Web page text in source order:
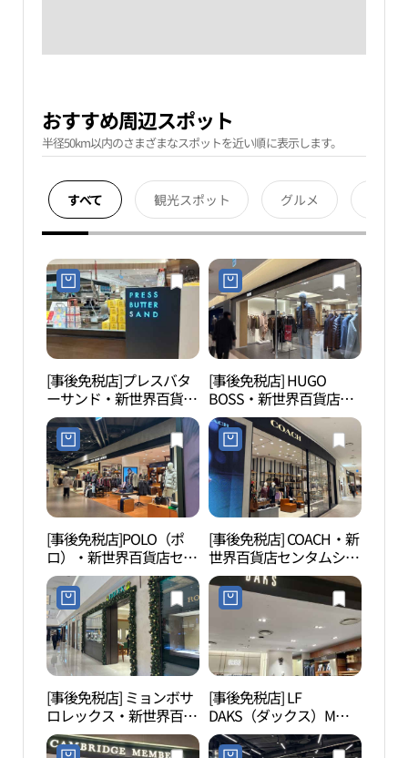
おすすめ周辺スポット
半径50km以内のさまざまなスポットを近い順に表示します。
すべて 観光スポット グルメ
[事後免税店]プレスバタ
ーサンド・新世界百貨店
センタムシティ店(프레
스버터샌드 신세계백화
점 센텀시티점)
[事後免税店] HUGO
BOSS・新世界百貨店セ
ンタムシティ店(휴고보
스 신세계백화점 센텀시
티점)
[事後免税店]POLO（ポ
ロ）・新世界百貨店セン
タムシティ店(폴로 신세
계백화점 센텀시티점)
[事後免税店] COACH・新
世界百貨店センタムシテ
ィ店(코치 신세계백화점
센텀시티점)
[事後免税店] ミョンボサ
ロレックス・新世界百貨
店センタムシティ店(롤
렉스 신세계백화점 센텀
[事後免税店] LF
DAKS（ダックス）M・
新世界百貨店センタムシ
ティ店(닥스남성 신세계